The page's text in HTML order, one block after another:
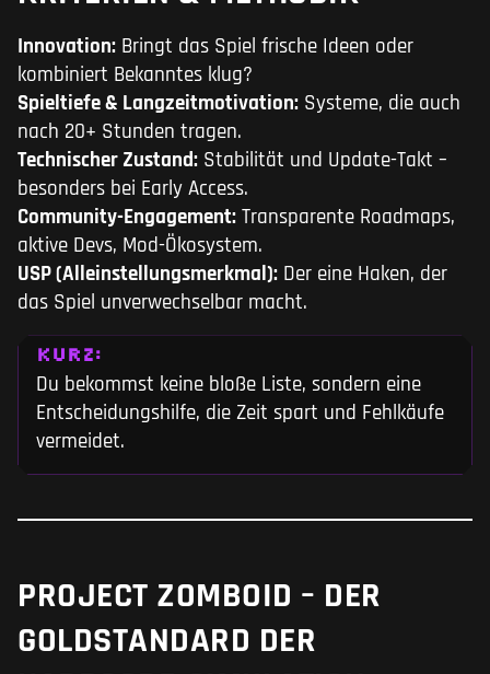
Innovation: Bringt das Spiel frische Ideen oder
kombiniert Bekanntes klug?
Spieltiefe & Langzeitmotivation: Systeme, die auch
nach 20+ Stunden tragen.
Technischer Zustand: Stabilität und Update-Takt –
besonders bei Early Access.
Community-Engagement: Transparente Roadmaps,
aktive Devs, Mod-Ökosystem.
USP (Alleinstellungsmerkmal): Der eine Haken, der
das Spiel unverwechselbar macht.
KURZ:
Du bekommst keine bloße Liste, sondern eine
Entscheidungshilfe, die Zeit spart und Fehlkäufe
vermeidet.
PROJECT ZOMBOID – DER
GOLDSTANDARD DER